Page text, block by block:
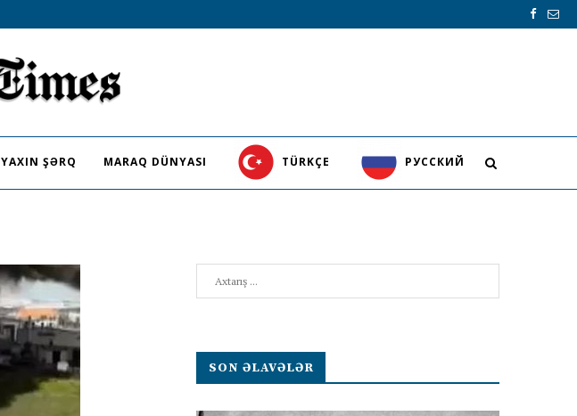
YAXIN ŞƏRQ MARAQ DÜNYASI TÜRKÇE PУССКИЙ
SON ƏLAVƏLƏR